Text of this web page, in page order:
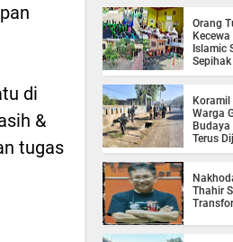
di
&
tugas
Orang
Islamic
Warga
Terus
Thahir